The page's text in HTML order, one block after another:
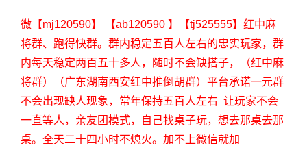
微【mj120590】 【ab120590 】【tj525555】红中麻
将群、跑得快群。群内稳定五百人左右的忠实玩家，群
内每天稳定两百五十多人，随时不会缺搭子，（红中麻
将群）（广东湖南西安红中推倒胡群）平台承诺一元群
不会出现缺人现象，常年保持五百人左右 让玩家不会
一直等人，亲友团模式，自己找桌子玩，想去那桌去那
桌。全天二十四小时不熄火。加不上微信就加